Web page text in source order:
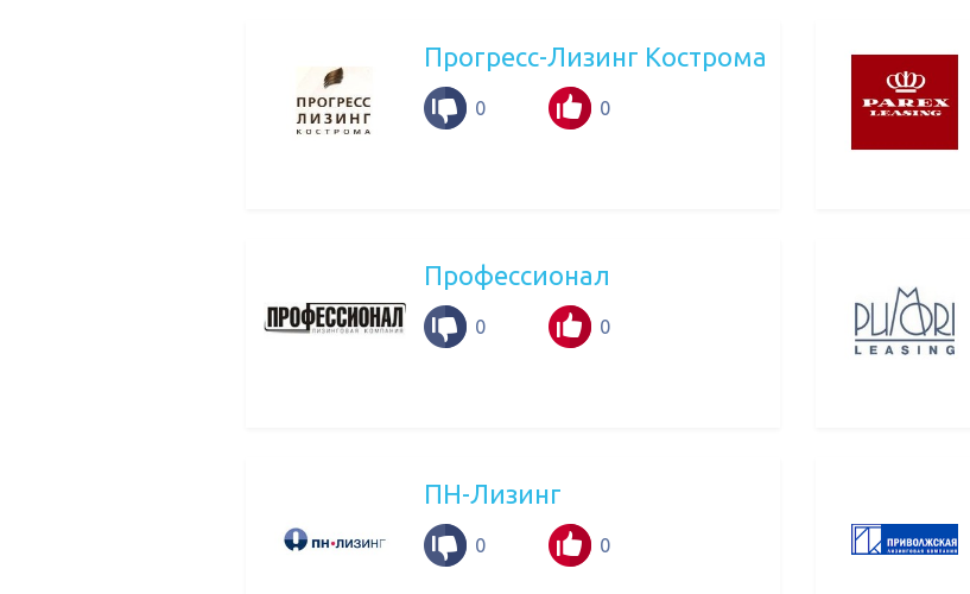
Прогресс-Лизинг Кострома
0 0
Профессионал
0 0
ПН-Лизинг
0 0